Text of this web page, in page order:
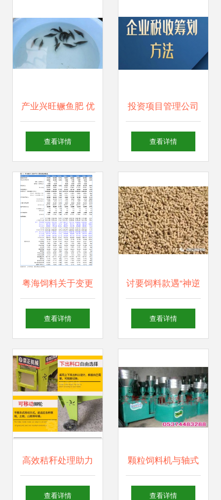
养殖户百万元损失
何去何从？
产业兴旺鳜鱼肥 优
质鱼苗与精准饲
在起跑线
查看详情
投资项目管理公司
在畜牧渔业饲料销
策略
查看详情
粤海饲料关于变更
公司经营范围及修
公告
查看详情
讨要饲料款遇“神逆
转”，养殖户反诉饲
查看详情
高效秸秆处理助力
畜牧养殖 多功能铡
查看详情
颗粒饲料机与轴式
猪料造粒机 畜牧渔
查看详情